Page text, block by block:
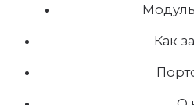
Как